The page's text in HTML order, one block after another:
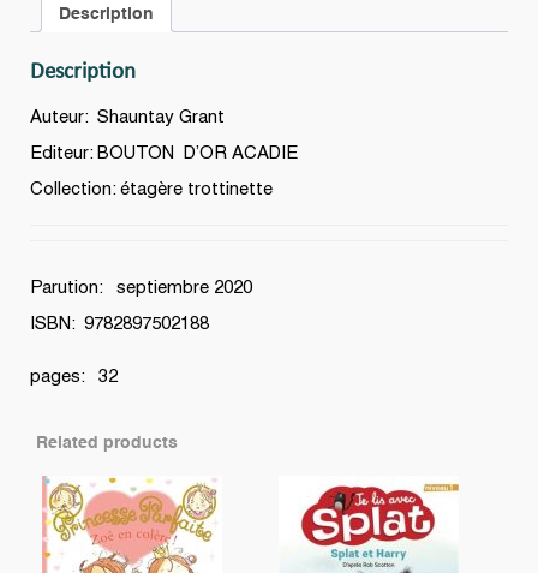
Description
Description
Auteur: Shauntay Grant
Editeur: BOUTON D’OR ACADIE
Collection: étagère trottinette
Parution: septiembre 2020
ISBN: 9782897502188
pages: 32
Related products